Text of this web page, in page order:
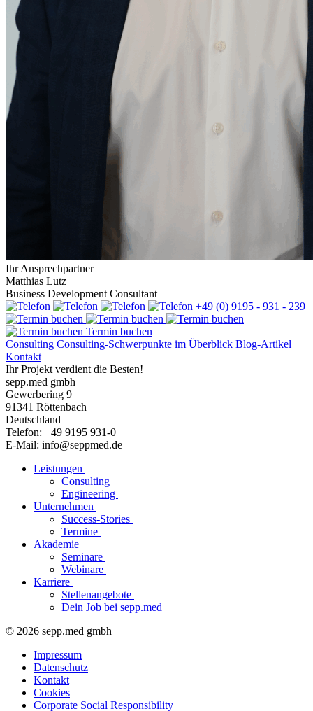
Ihr Ansprechpartner
Matthias Lutz
Business Development Consultant
+49 (0) 9195 - 931 - 239
Termin buchen
Consulting Consulting-Schwerpunkte im Überblick Blog-Artikel
Kontakt
Ihr Projekt verdient die Besten!
sepp.med gmbh
Gewerbering 9
91341 Röttenbach
Deutschland
Telefon: +49 9195 931-0
E-Mail: info@seppmed.de
Leistungen
Consulting
Engineering
Unternehmen
Success-Stories
Termine
Akademie
Seminare
Webinare
Karriere
Stellenangebote
Dein Job bei sepp.med
© 2026 sepp.med gmbh
Impressum
Datenschutz
Kontakt
Cookies
Corporate Social Responsibility